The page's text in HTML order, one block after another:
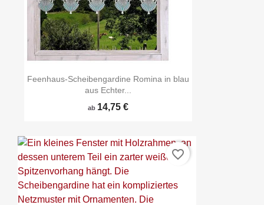
Feenhaus-Scheibengardine Romina in blau
aus Echter...
ab 14,75 €
favorite_border